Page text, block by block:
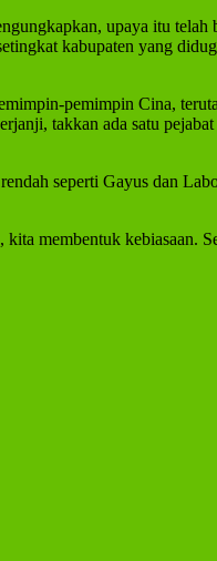
upaya itu telah
kabupaten yang
pemimpin Cina,
takkan ada satu
seperti Gayus dan
kita membentuk kebiasaan.